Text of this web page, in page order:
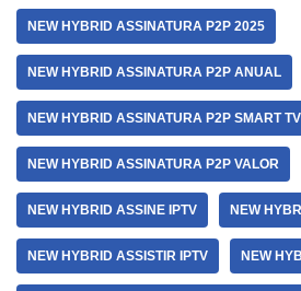
NEW HYBRID ASSINATURA P2P 2025
NEW HYBRID ASSINATURA P2P ANUAL
NEW HYBRID ASSINATURA P2P SMART TV
NEW HYBRID ASSINATURA P2P VALOR
NEW HYBRID ASSINE IPTV NEW
NEW HYBRID ASSISTIR IPTV NEW